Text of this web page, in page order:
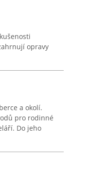
opravy
a okolí.
pro rodinné
Do jeho